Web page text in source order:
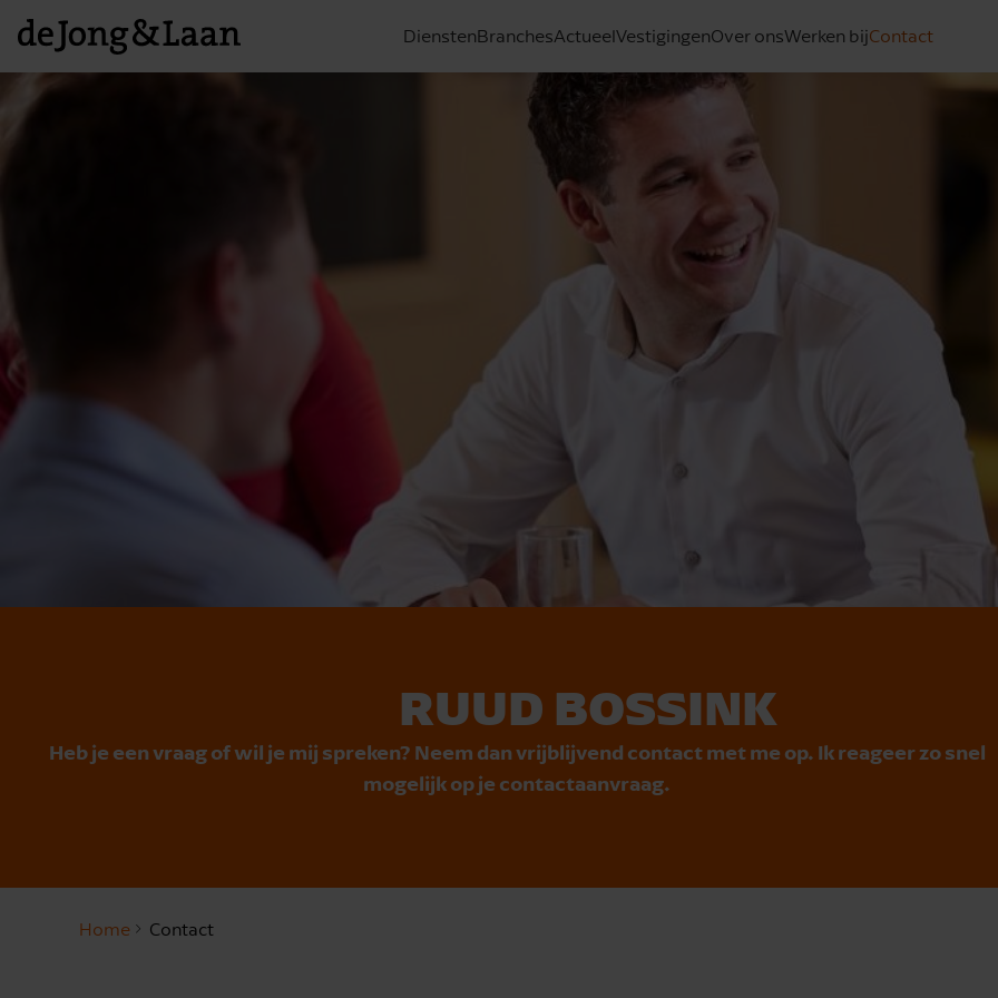
DienstenBranchesActueelVestigingenOver onsWerken bijContact
RUUD BOSSINK
Heb je een vraag of wil je mij spreken? Neem dan vrijblijvend contact met me op. Ik reageer zo snel
mogelijk op je contactaanvraag.
Home Contact